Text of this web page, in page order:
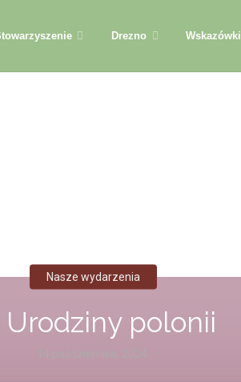
Drezno Wskazówki
Urodziny polonii
Nasze wydarzenia